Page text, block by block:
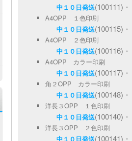
中１０日発送(100111)・
A4OPP １色印刷
中１０日発送(100115)・
A4OPP ２色印刷
中１０日発送(100116)・
A4OPP カラー印刷
中１０日発送(100117)・
角２OPP カラー印刷
中１０日発送(100148)・
洋長３OPP １色印刷
中１０日発送(100140)・
洋長３OPP ２色印刷
中１０日発送(100141)・